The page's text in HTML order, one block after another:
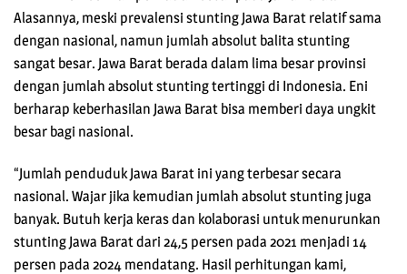
Alasannya, meski prevalensi stunting Jawa Barat relatif sama
dengan nasional, namun jumlah absolut balita stunting
sangat besar. Jawa Barat berada dalam lima besar provinsi
dengan jumlah absolut stunting tertinggi di Indonesia. Eni
berharap keberhasilan Jawa Barat bisa memberi daya ungkit
besar bagi nasional.
“Jumlah penduduk Jawa Barat ini yang terbesar secara
nasional. Wajar jika kemudian jumlah absolut stunting juga
banyak. Butuh kerja keras dan kolaborasi untuk menurunkan
stunting Jawa Barat dari 24,5 persen pada 2021 menjadi 14
persen pada 2024 mendatang. Hasil perhitungan kami,